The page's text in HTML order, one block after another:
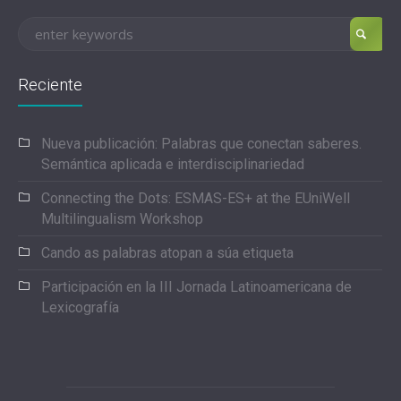
Reciente
Nueva publicación: Palabras que conectan saberes.
Semántica aplicada e interdisciplinariedad
Connecting the Dots: ESMAS-ES+ at the EUniWell
Multilingualism Workshop
Cando as palabras atopan a súa etiqueta
Participación en la III Jornada Latinoamericana de
Lexicografía